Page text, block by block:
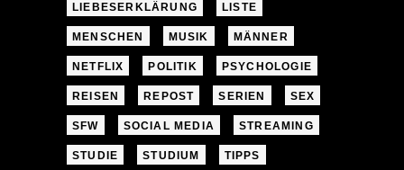
LIEBESERKLÄRUNG LISTE
MENSCHEN MUSIK MÄNNER
NETFLIX POLITIK PSYCHOLOGIE
REISEN REPOST SERIEN SEX
SFW SOCIAL MEDIA STREAMING
STUDIE STUDIUM TIPPS